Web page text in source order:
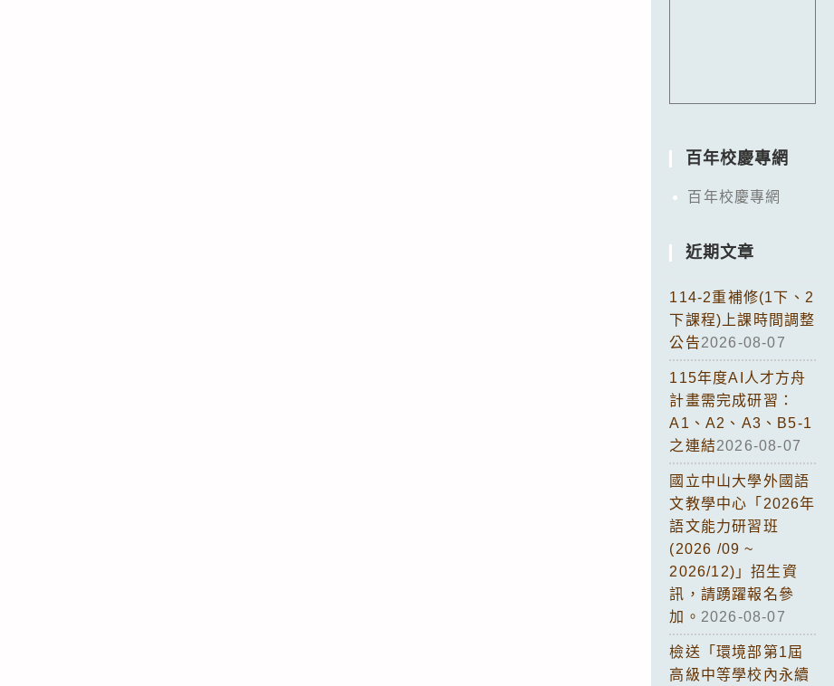
百年校慶專網
百年校慶專網
近期文章
114-2重補修(1下、2
下課程)上課時間調整
公告2026-08-07
115年度AI人才方舟
計畫需完成研習：
A1、A2、A3、B5-1
之連結2026-08-07
國立中山大學外國語
文教學中心「2026年
語文能力研習班
(2026 /09 ~
2026/12)」招生資
訊，請踴躍報名參
加。 2026-08-07
檢送「環境部第1屆
高級中等學校內永續